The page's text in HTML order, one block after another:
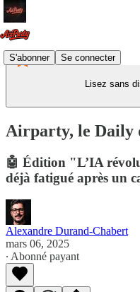
S'abonner Se connecter
Lisez sans
Airparty, le Daily
🤖 Édition "L’IA
déjà fatigué après un
Alexandre Durand-Chabert
mars 06, 2025
∙ Abonné payant